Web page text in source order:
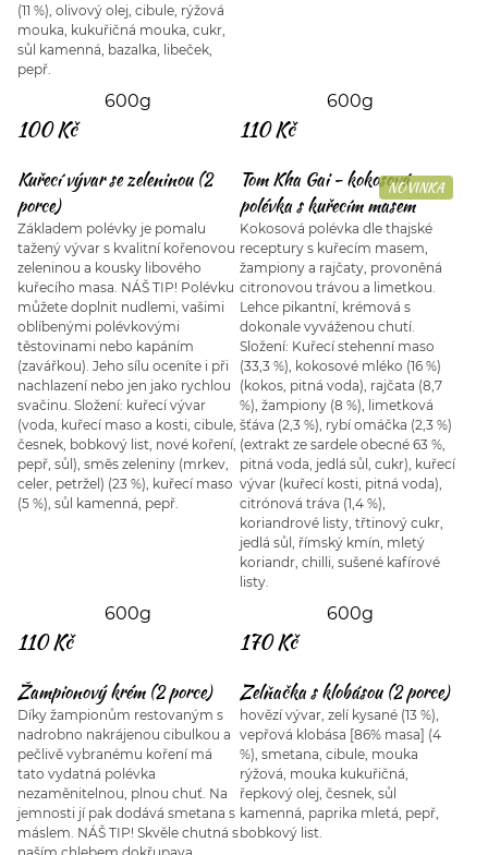
(11 %), olivový olej, cibule, rýžová
mouka, kukuřičná mouka, cukr,
sůl kamenná, bazalka, libeček,
pepř.
600g
100 Kč
600g
110 Kč
Kuřecí vývar se zeleninou (2
porce)
Základem polévky je pomalu
tažený vývar s kvalitní kořenovou
zeleninou a kousky libového
kuřecího masa. NÁŠ TIP! Polévku
můžete doplnit nudlemi, vašimi
oblíbenými polévkovými
těstovinami nebo kapáním
(zavářkou). Jeho sílu oceníte i při
nachlazení nebo jen jako rychlou
svačinu. Složení: kuřecí vývar
(voda, kuřecí maso a kosti, cibule,
česnek, bobkový list, nové koření,
pepř, sůl), směs zeleniny (mrkev,
celer, petržel) (23 %), kuřecí maso
(5 %), sůl kamenná, pepř.
600g
110 Kč
NOVINKA
Tom Kha Gai - kokosová
polévka s kuřecím masem
Kokosová polévka dle thajské
receptury s kuřecím masem,
žampiony a rajčaty, provoněná
citronovou trávou a limetkou.
Lehce pikantní, krémová s
dokonale vyváženou chutí.
Složení: Kuřecí stehenní maso
(33,3 %), kokosové mléko (16 %)
(kokos, pitná voda), rajčata (8,7
%), žampiony (8 %), limetková
šťáva (2,3 %), rybí omáčka (2,3 %)
(extrakt ze sardele obecné 63 %,
pitná voda, jedlá sůl, cukr), kuřecí
vývar (kuřecí kosti, pitná voda),
citrónová tráva (1,4 %),
koriandrové listy, třtinový cukr,
jedlá sůl, římský kmín, mletý
koriandr, chilli, sušené kafírové
listy.
600g
170 Kč
Žampionový krém (2 porce)
Díky žampionům restovaným s
nadrobno nakrájenou cibulkou a
pečlivě vybranému koření má
tato vydatná polévka
nezaměnitelnou, plnou chuť. Na
jemnosti jí pak dodává smetana s
máslem. NÁŠ TIP! Skvěle chutná s
Zelňačka s klobásou (2 porce)
hovězí vývar, zelí kysané (13 %),
vepřová klobása [86% masa] (4
%), smetana, cibule, mouka
rýžová, mouka kukuřičná,
řepkový olej, česnek, sůl
kamenná, paprika mletá, pepř,
bobkový list.